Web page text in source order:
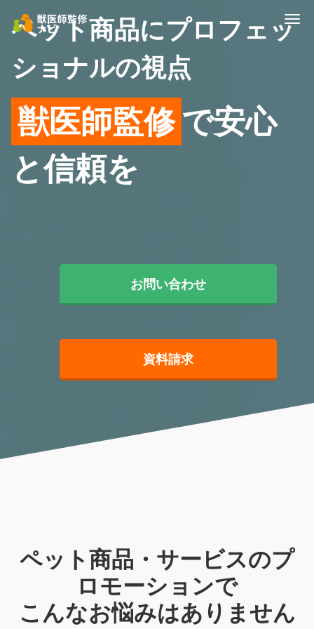
ペット商品にプロフェッ
ショナルの視点
獣医師監修 で安心
と信頼を
お問い合わせ
資料請求
ペット商品・サービスのプ
ロモーションで
こんなお悩みはありません